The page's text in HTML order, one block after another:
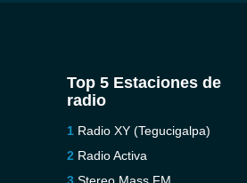
Top 5 Estaciones de
radio
Radio XY (Tegucigalpa)
Radio Activa